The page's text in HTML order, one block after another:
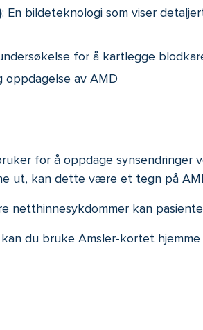
: En bildeteknologi som viser
for å kartlegge
av AMD
for å oppdage synsendringer
ut, kan dette være et tegn på
netthinnesykdommer kan
du bruke Amsler-kortet